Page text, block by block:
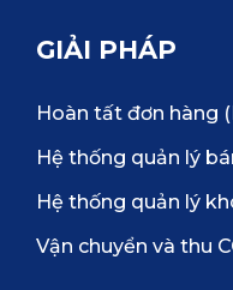
GIẢI PHÁP
Hoàn tất đơn hàng
Hệ thống quản lý
Hệ thống quản lý
Vận chuyển và thu